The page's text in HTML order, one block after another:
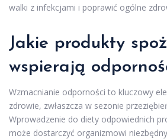
walki z infekcjami i poprawić ogólne
Jakie produkty
wspierają
Wzmacnianie odporności to kluczowy
zdrowie, zwłaszcza w sezonie
Wprowadzenie do diety odpowiednich
może dostarczyć organizmowi